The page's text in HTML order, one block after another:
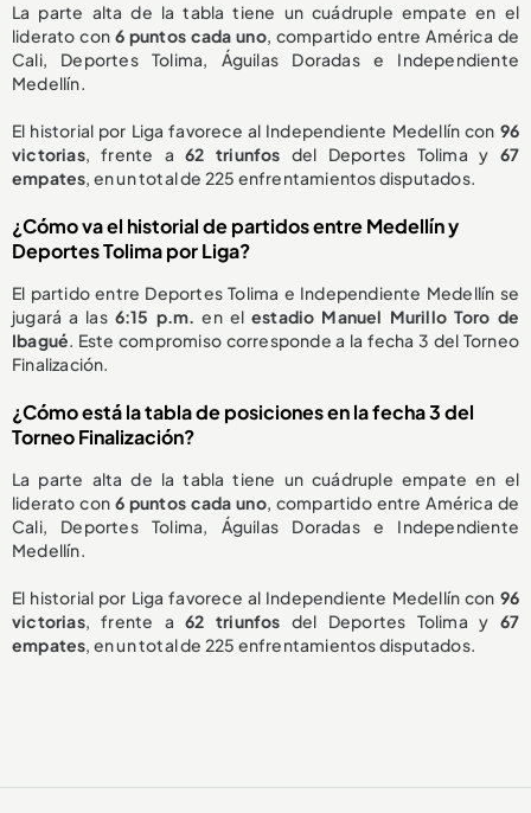
La parte alta de la tabla tiene un cuádruple empate en el
liderato con 6 puntos cada uno, compartido entre América de
Cali, Deportes Tolima, Águilas Doradas e Independiente
Medellín.
El historial por Liga favorece al Independiente Medellín con 96
victorias, frente a62 triunfos del Deportes Tolima y 67
empates, en un total de 225 enfrentamientos disputados.
¿Cómo va el historial de partidos entre Medellín y
Deportes Tolima por Liga?
El partido entre Deportes Tolima e Independiente Medellín se
jugará a las 6:15 p.m. en elestadio Manuel Murillo Toro de
Ibagué. Este compromiso corresponde a la fecha 3 del Torneo
Finalización.
¿Cómo está la tabla de posiciones en la fecha 3 del
Torneo Finalización?
La parte alta de la tabla tiene un cuádruple empate en el
liderato con 6 puntos cada uno, compartido entre América de
Cali, Deportes Tolima, Águilas Doradas e Independiente
Medellín.
El historial por Liga favorece al Independiente Medellín con 96
victorias, frente a62 triunfos del Deportes Tolima y 67
empates, en un total de 225 enfrentamientos disputados.